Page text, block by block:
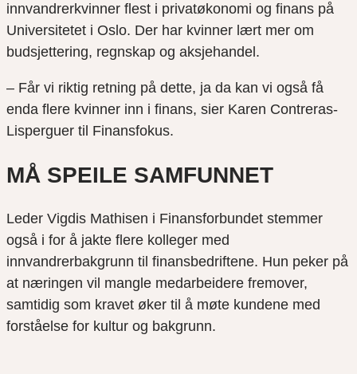
innvandrerkvinner flest i privatøkonomi og finans på
Universitetet i Oslo. Der har kvinner lært mer om
budsjettering, regnskap og aksjehandel.
– Får vi riktig retning på dette, ja da kan vi også få
enda flere kvinner inn i finans, sier Karen Contreras-
Lisperguer til Finansfokus.
MÅ SPEILE SAMFUNNET
Leder Vigdis Mathisen i Finansforbundet stemmer
også i for å jakte flere kolleger med
innvandrerbakgrunn til finansbedriftene. Hun peker på
at næringen vil mangle medarbeidere fremover,
samtidig som kravet øker til å møte kundene med
forståelse for kultur og bakgrunn.